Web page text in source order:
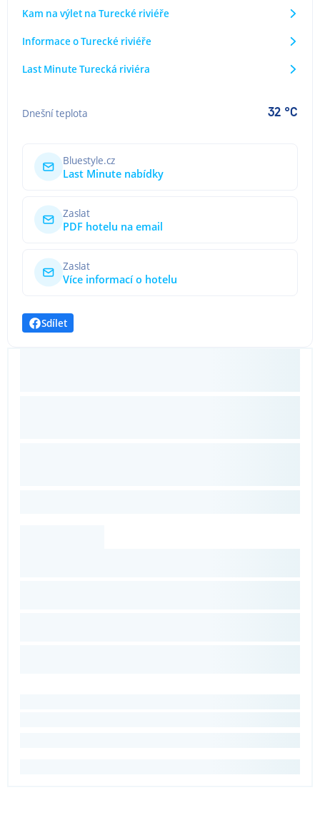
Kam na výlet na Turecké riviéře
Informace o Turecké riviéře
Last Minute Turecká riviéra
Dnešní teplota 32 °C
Bluestyle.cz
Last Minute nabídky
Zaslat
PDF hotelu na email
Zaslat
Více informací o hotelu
Sdílet